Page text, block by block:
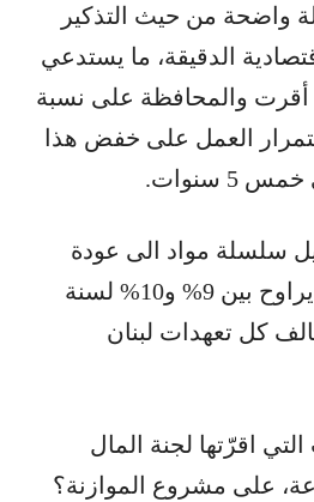
واضحة من حيث التذكير
الدقيقة، ما يستدعي
أقرت والمحافظة على نسبة
العمل على خفض هذا
سلسلة مواد الى عودة
الحديث عن عجز قد يراوح بين 9% و10% لسنة
كل تعهدات لبنان
اقرّتها لجنة المال
على مشروع الموازنة؟